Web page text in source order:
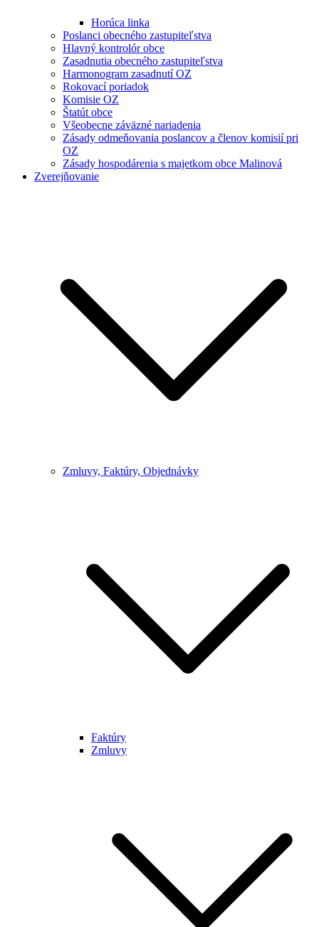
Horúca linka
Poslanci obecného zastupiteľstva
Hlavný kontrolór obce
Zasadnutia obecného zastupiteľstva
Harmonogram zasadnutí OZ
Rokovací poriadok
Komisie OZ
Štatút obce
Všeobecne záväzné nariadenia
Zásady odmeňovania poslancov a členov komisií pri
OZ
Zásady hospodárenia s majetkom obce Malinová
Zverejňovanie
Zmluvy, Faktúry, Objednávky
Faktúry
Zmluvy